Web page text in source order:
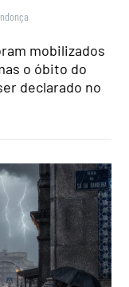
mobilizados
o óbito do
declarado no